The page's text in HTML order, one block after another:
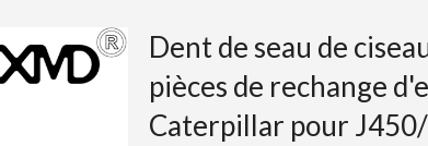
Dent de seau de
pièces de rechange
Caterpillar pour